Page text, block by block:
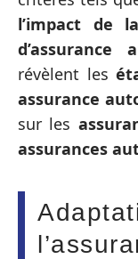
l’impact de
d’assurance
révèlent les
assurance
sur les
assurances